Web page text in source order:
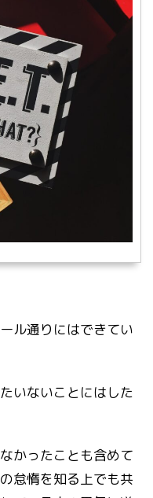
ル通りにはできてい
いないことにはした
かったことも含めて
怠惰を知る上でも共